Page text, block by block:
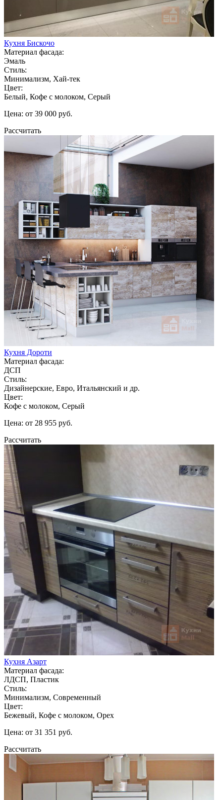
Кухня Бискочо
Материал фасада:
Эмаль
Стиль:
Минимализм, Хай-тек
Цвет:
Белый, Кофе с молоком, Серый
Цена: от 39 000 руб.
Рассчитать
Кухня Дороти
Материал фасада:
ДСП
Стиль:
Дизайнерские, Евро, Итальянский и др.
Цвет:
Кофе с молоком, Серый
Цена: от 28 955 руб.
Рассчитать
Кухня Азарт
Материал фасада:
ЛДСП, Пластик
Стиль:
Минимализм, Современный
Цвет:
Бежевый, Кофе с молоком, Орех
Цена: от 31 351 руб.
Рассчитать